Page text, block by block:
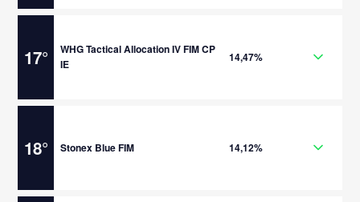
17°
WHG Tactical Allocation IV FIM CP
IE
14,47%
18° Stonex Blue FIM 14,12%